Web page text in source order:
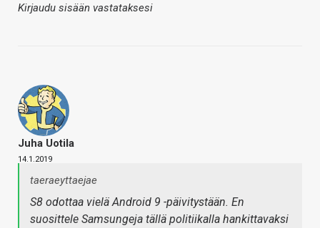
Kirjaudu sisään vastataksesi
Juha Uotila
14.1.2019
taeraeyttaejae
S8 odottaa vielä Android 9 -päivitystään. En
suosittele Samsungeja tällä politiikalla hankittavaksi